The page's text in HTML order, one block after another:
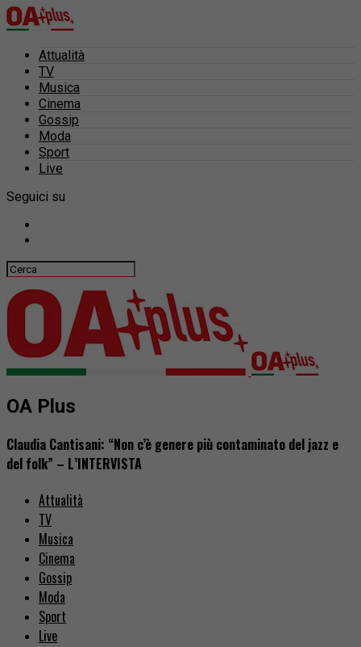
Attualità
TV
Musica
Cinema
Gossip
Moda
Sport
Live
Seguici su
OA Plus
Claudia Cantisani: “Non c’è genere più contaminato del jazz e
del folk” – L’INTERVISTA
Attualità
TV
Musica
Cinema
Gossip
Moda
Sport
Live